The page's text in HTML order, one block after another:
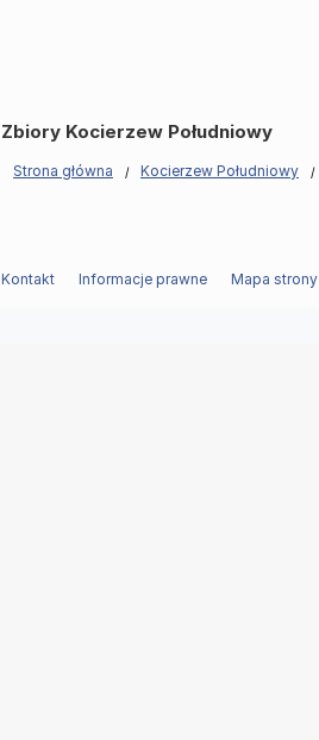
Zbiory Kocierzew Południowy
Strona główna Kocierzew Południowy
Kontakt Informacje prawne Mapa strony